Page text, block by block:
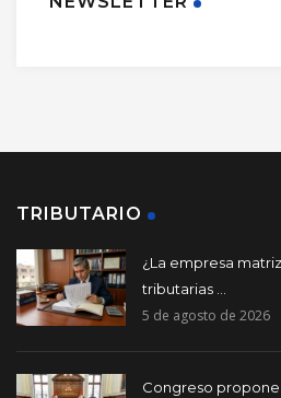
TRIBUTARIO
¿La empresa
tributarias ...
5 de agosto de 2026
Congreso